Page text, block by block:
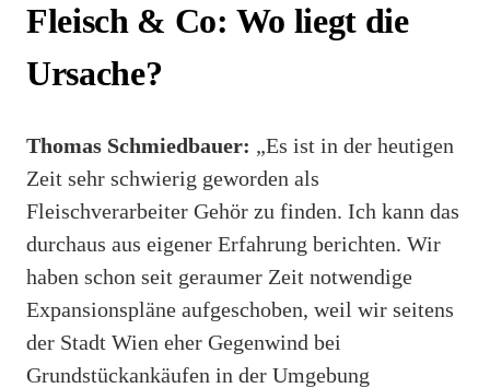
Fleisch & Co: Wo liegt die
Ursache?
Thomas Schmiedbauer: „Es ist in der heutigen
Zeit sehr schwierig geworden als
Fleischverarbeiter Gehör zu finden. Ich kann das
durchaus aus eigener Erfahrung berichten. Wir
haben schon seit geraumer Zeit notwendige
Expansionspläne aufgeschoben, weil wir seitens
der Stadt Wien eher Gegenwind bei
Grundstückankäufen in der Umgebung